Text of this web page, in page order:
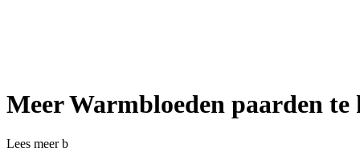
Meer Warmbloeden paarden te
Lees meerb